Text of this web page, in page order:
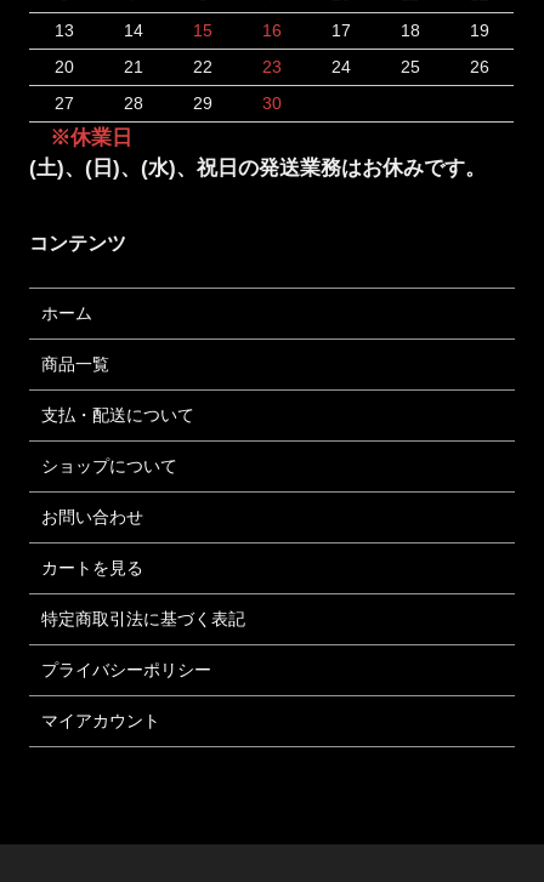
13
14 15 16 17 18
19
20
21 22 23 24 25
26
27
28 29 30
※休業日
(土)、(日)、(水)、祝日の発送業務はお休みです。
コンテンツ
ホーム
商品一覧
支払・配送について
ショップについて
お問い合わせ
カートを見る
特定商取引法に基づく表記
プライバシーポリシー
マイアカウント